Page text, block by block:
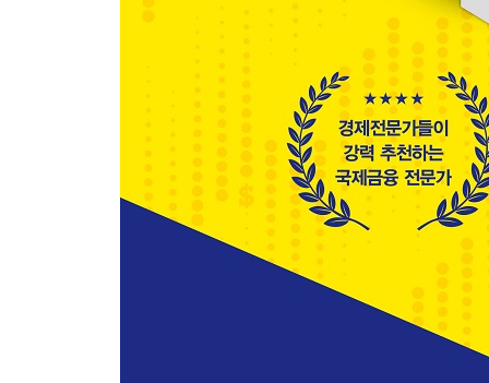
-하방을 방어해주는 자산, 달러
위기는 다시 찾아올까?
-위기는 늘 반복된다
-한국, 최악의 시나리오에 대비하라
-한국의 위기는 일본의 위기와 다르다
달러 패권에 대한 앞으로의 전망
-중동 산유국의 도전(1970년대)
-엔화의 부상(1980년대)